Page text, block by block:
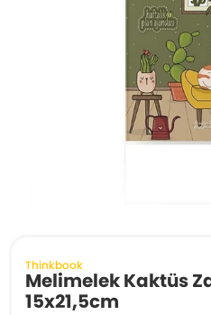
Thinkbook
Melimelek Kaktüs
15x21,5cm